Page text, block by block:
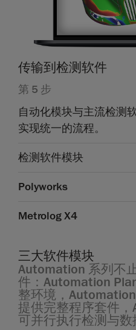
传输到检测软件
第 5 步
自动化模块与主流检测
实现统一的流程。
检测软件模块
Polyworks
Metrolog X4
三大软件模块
Automation 系列不
件：Automation
整环境，
提供完整程序套件
可并行执行检测与数